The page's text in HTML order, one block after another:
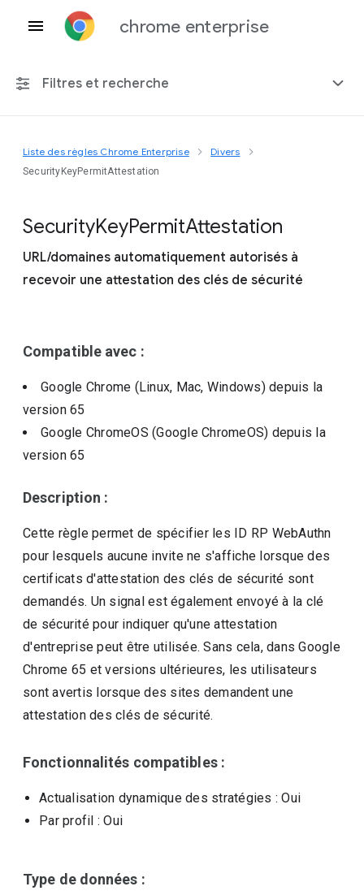
chrome enterprise
Filtres et recherche
Toute plate-forme
Inclure les règles obsolètes
Liste des règles Chrome Enterprise Divers
SecurityKeyPermitAttestation
SecurityKeyPermitAttestation
URL/domaines automatiquement autorisés à
recevoir une attestation des clés de sécurité
Compatible avec :
Google Chrome (Linux, Mac, Windows)depuis la
version65
Google ChromeOS (Google ChromeOS) depuis la
version65
Description :
Cette règle permet de spécifier les ID RP WebAuthn
pour lesquels aucune invite ne s'affiche lorsque des
certificats d'attestation des clés de sécurité sont
demandés. Un signal est également envoyé à la clé
de sécurité pour indiquer qu'une attestation
d'entreprise peut être utilisée. Sans cela, dans Google
Chrome 65 et versions ultérieures, les utilisateurs
sont avertis lorsque des sites demandent une
attestation des clés de sécurité.
Fonctionnalités compatibles :
Actualisation dynamique des stratégies : Oui
Par profil : Oui
Type de données :